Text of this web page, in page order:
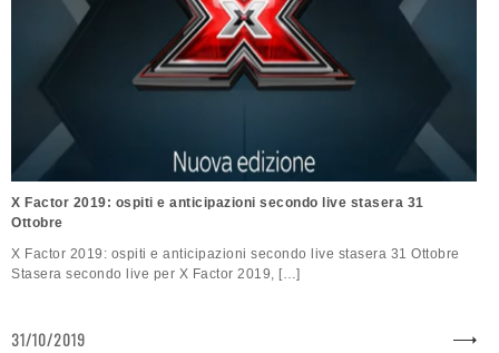
X Factor 2019: ospiti e anticipazioni secondo live stasera 31
Ottobre
X Factor 2019: ospiti e anticipazioni secondo live stasera 31 Ottobre
Stasera secondo live per X Factor 2019, […]
31/10/2019